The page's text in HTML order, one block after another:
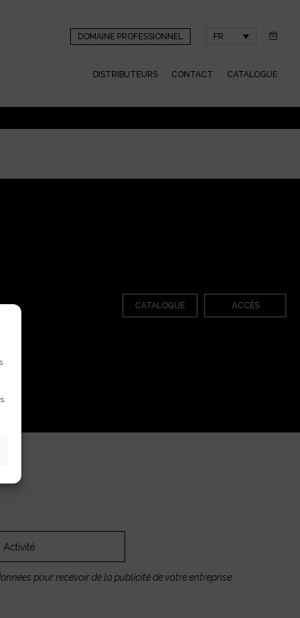
DOMAINE PROFESSIONNEL FR
DISTRIBUTEURS CONTACT CATALOGUE
CATALOGUE ACCÈS
pour recevoir de la publicité de votre entreprise.